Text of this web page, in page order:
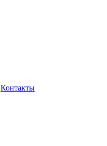
Контакты